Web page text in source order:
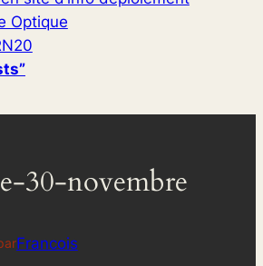
Optique
30-novembre
Francois